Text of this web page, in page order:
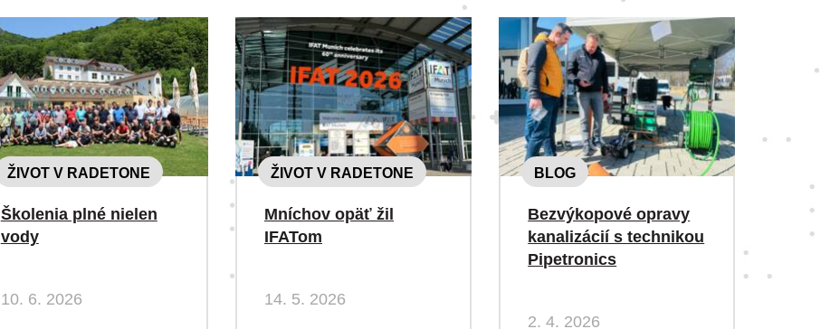
ŽIVOT V RADETONE
Školenia plné nielen
vody
10. 6. 2026
ŽIVOT V RADETONE
Mníchov opäť žil
IFATom
14. 5. 2026
BLOG
Bezvýkopové opravy
kanalizácií s technikou
Pipetronics
2. 4. 2026